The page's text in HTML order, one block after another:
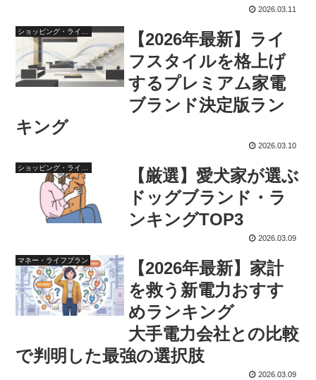
2026.03.11
【2026年最新】ライ
フスタイルを格上げ
するプレミアム家電
ブランド決定版ラン
キング
2026.03.10
【厳選】愛犬家が選ぶ
ドッグブランド・ラ
ンキングTOP3
2026.03.09
マネー・ライフプラン
【2026年最新】家計
を救う新電力おすす
めランキング
大手電力会社との比較
で判明した最強の選択肢
2026.03.09